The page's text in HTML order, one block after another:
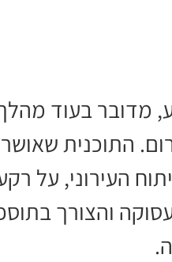
מדובר בעוד
התוכנית
העירוני, על
והצורך